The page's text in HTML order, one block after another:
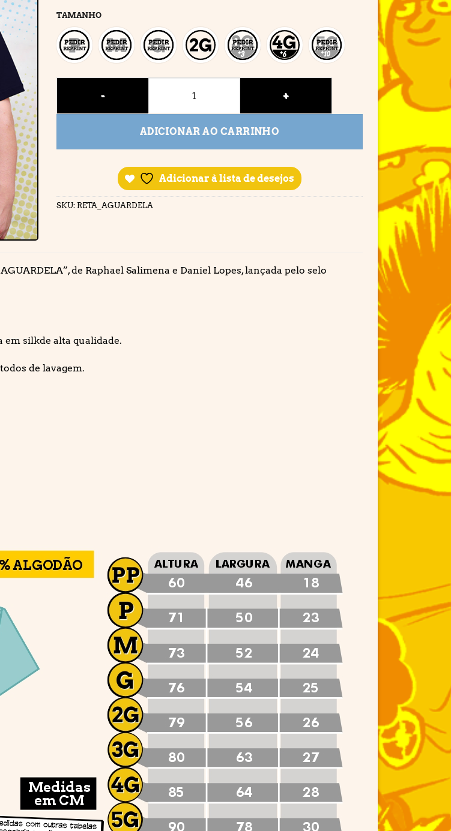
TAMANHO
ADICIONAR AO CARRINHO
Adicionar à lista de desejos
SKU: RETA_AGUARDELA
de Raphael Salimena e Daniel Lopes, lançada pelo selo
em silkde alta qualidade.
de lavagem.